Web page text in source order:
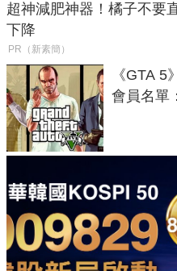
超神減肥神器！橘子不要
下降
PR（新素簡）
《GTA
會員名單